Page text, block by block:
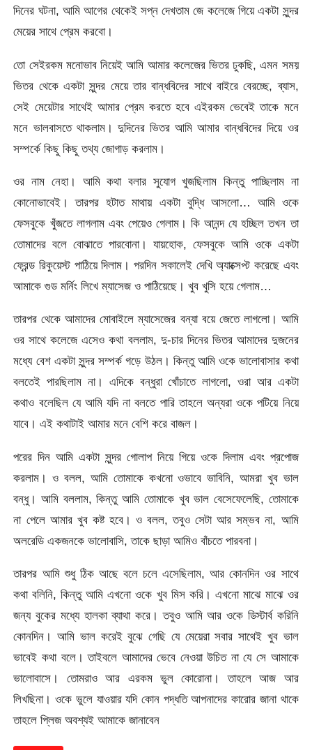
দিনের ঘটনা, আমি আগের থেকেই সপ্ন দেখতাম জে কলেজে গিয়ে একটা সুন্দর
মেয়ের সাথে প্রেম করবো।
তো সেইরকম মনোভাব নিয়েই আমি আমার কলেজের ভিতর ঢুকছি, এমন সময়
ভিতর থেকে একটা সুন্দর মেয়ে তার বান্ধবিদের সাথে বাইরে বেরচ্ছে, ব্যাস,
সেই মেয়েটার সাথেই আমার প্রেম করতে হবে এইরকম ভেবেই তাকে মনে
মনে ভালবাসতে থাকলাম। দুদিনের ভিতর আমি আমার বান্ধবিদের দিয়ে ওর
সম্পর্কে কিছু কিছু তথ্য জোগাড় করলাম।
ওর নাম নেহা। আমি কথা বলার সুযোগ খুজছিলাম কিন্তু পাচ্ছিলাম না
কোনোভাবেই। তারপর হটাত মাথায় একটা বুদ্ধি আসলো… আমি ওকে
ফেসবুকে খুঁজতে লাগলাম এবং পেয়েও গেলাম। কি আনন্দ যে হচ্ছিল তখন তা
তোমাদের বলে বোঝাতে পারবোনা। যায়হোক, ফেসবুকে আমি ওকে একটা
ফ্রেন্ড রিকুয়েস্ট পাঠিয়ে দিলাম। পরদিন সকালেই দেখি অ্যাক্সেপ্ট করেছে এবং
আমাকে গুড মর্নিং লিখে ম্যাসেজ ও পাঠিয়েছে। খুব খুসি হয়ে গেলাম…
তারপর থেকে আমাদের মোবাইলে ম্যাসেজের বন্যা বয়ে জেতে লাগলো। আমি
ওর সাথে কলেজে এসেও কথা বললাম, দু-চার দিনের ভিতর আমাদের দুজনের
মধ্যে বেশ একটা সুন্দর সম্পর্ক গড়ে উঠল। কিন্তু আমি ওকে ভালোবাসার কথা
বলতেই পারছিলাম না। এদিকে বন্ধুরা খোঁচাতে লাগলো, ওরা আর একটা
কথাও বলেছিল যে আমি যদি না বলতে পারি তাহলে অন্যরা ওকে পটিয়ে নিয়ে
যাবে। এই কথাটাই আমার মনে বেশি করে বাজল।
পরের দিন আমি একটা সুন্দর গোলাপ নিয়ে গিয়ে ওকে দিলাম এবং প্রপোজ
করলাম। ও বলল, আমি তোমাকে কখনো ওভাবে ভাবিনি, আমরা খুব ভাল
বন্ধু। আমি বললাম, কিন্তু আমি তোমাকে খুব ভাল বেসেফেলেছি, তোমাকে
না পেলে আমার খুব কষ্ট হবে। ও বলল, তবুও সেটা আর সম্ভব না, আমি
অলরেডি একজনকে ভালোবাসি, তাকে ছাড়া আমিও বাঁচতে পারবনা।
তারপর আমি শুধু ঠিক আছে বলে চলে এসেছিলাম, আর কোনদিন ওর সাথে
কথা বলিনি, কিন্তু আমি এখনো ওকে খুব মিস করি। এখনো মাঝে মাঝে ওর
জন্য বুকের মধ্যে হালকা ব্যাথা করে। তবুও আমি আর ওকে ডিস্টার্ব করিনি
কোনদিন। আমি ভাল করেই বুঝে গেছি যে মেয়েরা সবার সাথেই খুব ভাল
ভাবেই কথা বলে। তাইবলে আমাদের ভেবে নেওয়া উচিত না যে সে আমাকে
ভালোবাসে। তোমরাও আর এরকম ভুল কোরোনা। তাহলে আজ আর
লিখছিনা। ওকে ভুলে যাওয়ার যদি কোন পদ্ধতি আপনাদের কারোর জানা থাকে
তাহলে প্লিজ অবশ্যই আমাকে জানাবেন